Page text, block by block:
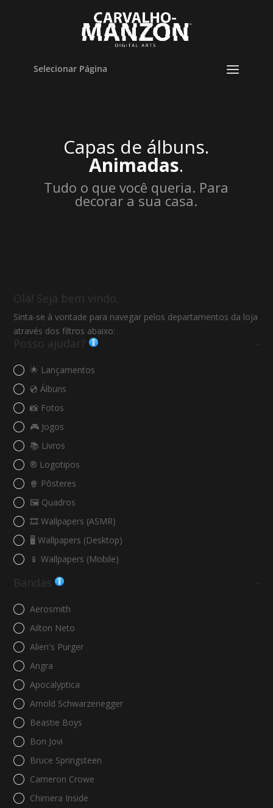
Selecionar Página
Capas de álbuns.
Animadas.
Tudo o que você queria. Para
decorar a sua casa.
Olá! Seja bem vindo.
Sinta-se à vontade para navegar pelos departamentos da loja
através dos filtros abaixo:
Posso ajudar? -
🌟 Lançamentos
💿 Álbuns
📸 Fotos
🎮 Jogos
📚 Livros
®️ Logotipos
🍿 Pôsteres
🖼️ Quadros
🎞️ Wallpapers (ASMR)
🖥️ Wallpapers (Desktop)
📱 Wallpapers (Mobile)
Bandas -
Aerosmith
Ailton Neto
Alien's Purger
Angra
Apocalyptica
Arnold Schwarzenegger
Beastie Boys
Bon Jovi
Bruce Springsteen
Cameron Crowe
Chimera Inside